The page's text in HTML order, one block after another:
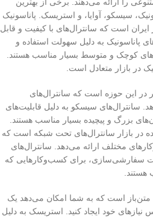
سیسکو، آوایا، و استریسک. پاناسونیک
ایران است که سانترال‌های با کیفیت و قابل
پاناسونیک به دلیل سهولت استفاده و
کوچک و متوسط بسیار مناسب هستند.
در بازار متعادل است.
در این حوزه است که سانترال‌های
سانترال‌های سیسکو به دلیل قابلیت‌های
بزرگ و پیچیده بسیار مناسب هستند.
در بازار سانترال‌های تحت شبکه است که
مختلف ارائه می‌دهد. سانترال‌های
سفارشی‌سازی، برای کسب‌وکارهایی که
هستند.
متن‌باز است که به شما امکان می‌دهد یک
خود ایجاد کنید. استریسک به دلیل